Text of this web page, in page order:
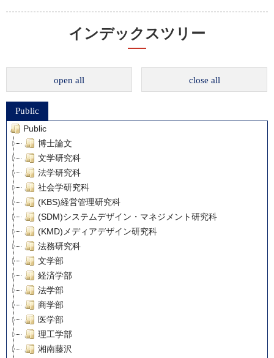
インデックスツリー
open all close all
Public
Public
博士論文
文学研究科
法学研究科
社会学研究科
(KBS)経営管理研究科
(SDM)システムデザイン・マネジメント研究科
(KMD)メディアデザイン研究科
法務研究科
文学部
経済学部
法学部
商学部
医学部
理工学部
湘南藤沢